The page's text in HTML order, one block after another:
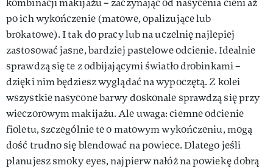
kombinacji makijażu – zaczynając od nasycenia cieni aż
po ich wykończenie (matowe, opalizujące lub
brokatowe). I tak do pracy lub na uczelnię najlepiej
zastosować jasne, bardziej pastelowe odcienie. Idealnie
sprawdzą się te z odbijającymi światło drobinkami –
dzięki nim będziesz wyglądać na wypoczętą. Z kolei
wszystkie nasycone barwy doskonale sprawdzą się przy
wieczorowym makijażu. Ale uwaga: ciemne odcienie
fioletu, szczególnie te o matowym wykończeniu, mogą
dość trudno się blendować na powiece. Dlatego jeśli
planujesz smoky eyes, najpierw nałóż na powiekę dobrą